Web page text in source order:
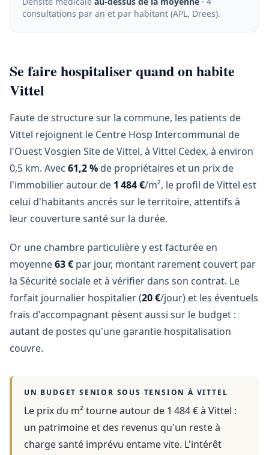
consultations par an et par habitant (APL, Drees).
Se faire hospitaliser quand on habite
Vittel
Faute de structure sur la commune, les patients de
Vittel rejoignent le Centre Hosp Intercommunal de
l'Ouest Vosgien Site de Vittel, à Vittel Cedex, à environ
0,5 km. Avec 61,2 % de propriétaires et un prix de
l'immobilier autour de 1 484 €/m², le profil de Vittel est
celui d'habitants ancrés sur le territoire, attentifs à
leur couverture santé sur la durée.
Or une chambre particulière y est facturée en
moyenne63 € par jour, montant rarement couvert par
la Sécurité sociale et à vérifier dans son contrat. Le
forfait journalier hospitalier (20 €/jour) et les éventuels
frais d'accompagnant pèsent aussi sur le budget :
autant de postes qu'une garantie hospitalisation
couvre.
UN BUDGET SENIOR SOUS TENSION À VITTEL
Le prix du m² tourne autour de 1 484 €à Vittel :
un patrimoine et des revenus qu'un reste à
charge santé imprévu entame vite. L'intérêt